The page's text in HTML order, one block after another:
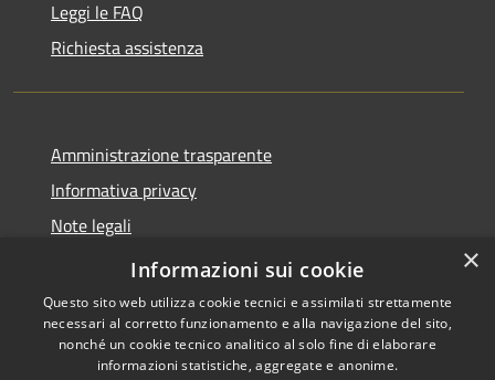
Leggi le FAQ
Richiesta assistenza
Amministrazione trasparente
Informativa privacy
Note legali
Dichiarazione di accessibilità
Copyright © 2026 • Comune di
×
Informazioni sui cookie
Questo sito web utilizza cookie tecnici e assimilati strettamente
necessari al corretto funzionamento e alla navigazione del sito,
nonché un cookie tecnico analitico al solo fine di elaborare
informazioni statistiche, aggregate e anonime.